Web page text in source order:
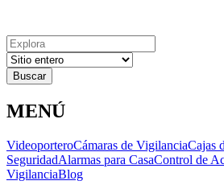
Resultados
para
MENÚ
VideoporteroCámaras de VigilanciaCajas
SeguridadAlarmas para CasaControl de
VigilanciaBlog